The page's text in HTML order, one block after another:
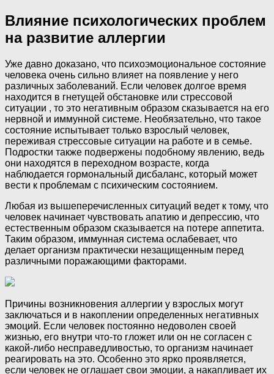
Влияние психологических проблем
на развитие аллергии
Уже давно доказано, что психоэмоциональное состояние
человека очень сильно влияет на появление у него
различных заболеваний. Если человек долгое время
находится в гнетущей обстановке или стрессовой
ситуации , то это негативным образом сказывается на его
нервной и иммунной системе. Необязательно, что такое
состояние испытывает только взрослый человек,
переживая стрессовые ситуации на работе и в семье.
Подростки также подвержены подобному явлению, ведь
они находятся в переходном возрасте, когда
наблюдается гормональный дисбаланс, который может
вести к проблемам с психическим состоянием.
Любая из вышеперечисленных ситуаций ведет к тому, что
человек начинает чувствовать апатию и депрессию, что
естественным образом сказывается на потере аппетита.
Таким образом, иммунная система ослабевает, что
делает организм практически незащищенным перед
различными поражающими факторами.
Причины возникновения аллергии у взрослых могут
заключаться и в накоплении определенных негативных
эмоций. Если человек постоянно недоволен своей
жизнью, его внутри что-то гложет или он не согласен с
какой-либо несправедливостью, то организм начинает
реагировать на это. Особенно это ярко проявляется,
если человек не оглашает свои эмоции, а накапливает их